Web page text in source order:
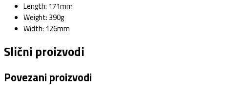
Length: 171mm
Weight: 390g
Width: 126mm
Slični proizvodi
Povezani proizvodi